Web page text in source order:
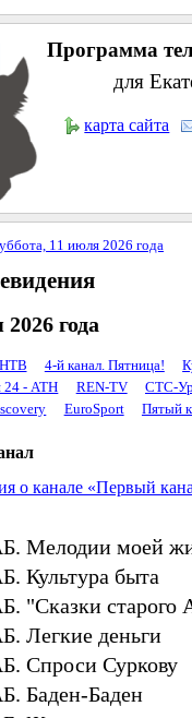
Программа
для
карта сайта
11 июля 2026 года
года
НТВ 4-й канал. Пятница!
24 - АТН REN-TV
СТС-
EuroSport Пятый
о канале «Первый
Мелодии моей
Культура быта
старого
Легкие деньги
Спроси Суркову
Баден-Баден